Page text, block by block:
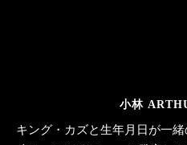
小林
キング・カズと生年月日が一